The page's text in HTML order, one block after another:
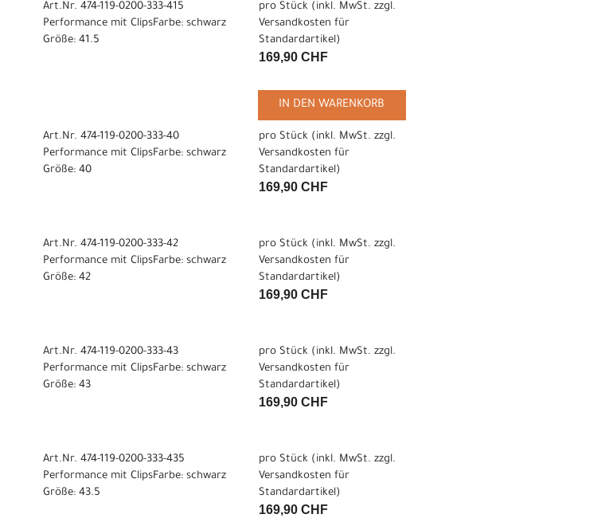
Art.Nr. 474-119-0200-333-415
Performance mit ClipsFarbe: schwarz
Größe: 41.5
pro Stück (inkl. MwSt. zzgl.
Versandkosten für
Standardartikel)
169,90 CHF
IN DEN WARENKORB
Art.Nr. 474-119-0200-333-40
Performance mit ClipsFarbe: schwarz
Größe: 40
pro Stück (inkl. MwSt. zzgl.
Versandkosten für
Standardartikel)
169,90 CHF
Art.Nr. 474-119-0200-333-42
Performance mit ClipsFarbe: schwarz
Größe: 42
pro Stück (inkl. MwSt. zzgl.
Versandkosten für
Standardartikel)
169,90 CHF
Art.Nr. 474-119-0200-333-43
Performance mit ClipsFarbe: schwarz
Größe: 43
pro Stück (inkl. MwSt. zzgl.
Versandkosten für
Standardartikel)
169,90 CHF
Art.Nr. 474-119-0200-333-435
Performance mit ClipsFarbe: schwarz
Größe: 43.5
pro Stück (inkl. MwSt. zzgl.
Versandkosten für
Standardartikel)
169,90 CHF